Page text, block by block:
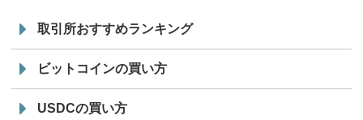
取引所おすすめランキング
ビットコインの買い方
USDCの買い方